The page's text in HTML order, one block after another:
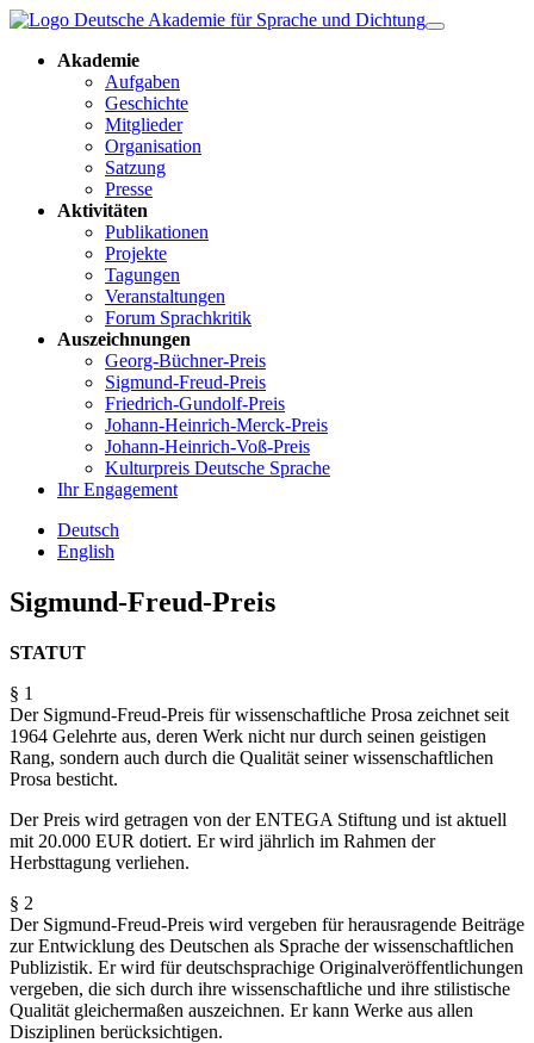
Akademie
Aufgaben
Geschichte
Mitglieder
Organisation
Satzung
Presse
Aktivitäten
Publikationen
Projekte
Tagungen
Veranstaltungen
Forum Sprachkritik
Auszeichnungen
Georg-Büchner-Preis
Sigmund-Freud-Preis
Friedrich-Gundolf-Preis
Johann-Heinrich-Merck-Preis
Johann-Heinrich-Voß-Preis
Kulturpreis Deutsche Sprache
Ihr Engagement
Deutsch
English
Sigmund-Freud-Preis
STATUT
§ 1
Der Sigmund-Freud-Preis für wissenschaftliche Prosa zeichnet seit
1964 Gelehrte aus, deren Werk nicht nur durch seinen geistigen
Rang, sondern auch durch die Qualität seiner wissenschaftlichen
Prosa besticht.
Der Preis wird getragen von der ENTEGA Stiftung und ist aktuell
mit 20.000 EUR dotiert. Er wird jährlich im Rahmen der
Herbsttagung verliehen.
§ 2
Der Sigmund-Freud-Preis wird vergeben für herausragende Beiträge
zur Entwicklung des Deutschen als Sprache der wissenschaftlichen
Publizistik. Er wird für deutschsprachige Originalveröffentlichungen
vergeben, die sich durch ihre wissenschaftliche und ihre stilistische
Qualität gleichermaßen auszeichnen. Er kann Werke aus allen
Disziplinen berücksichtigen.